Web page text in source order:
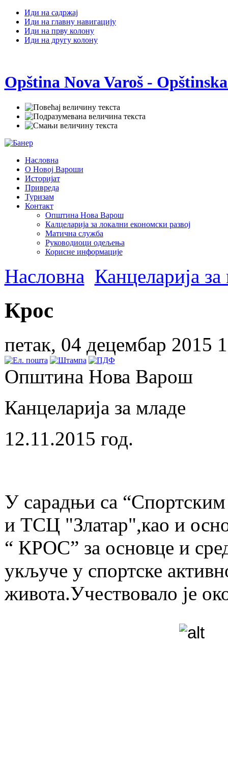
Иди на садржај
Иди на главну навигацију
Иди на прву колону
Иди на другу колону
Opština Nova Varoš -
Насловна
О Новој Вароши
Историјат
Привреда
Туризам
Контакт
Општина Нова Варош
Калцеларија за локални економски развој
Матична служба
Руководиоци одељења
Корисне информације
Насловна Канцеларија
Крос
петак, 04 децембар 2015
Општина Нова Варош
Канцеларија за младе
12.11.2015 год.
У сарадњи са
и ТСЦ "Златар",као и
“ КРОС” за основце и
укључе у спортске
живота.Учествовало је